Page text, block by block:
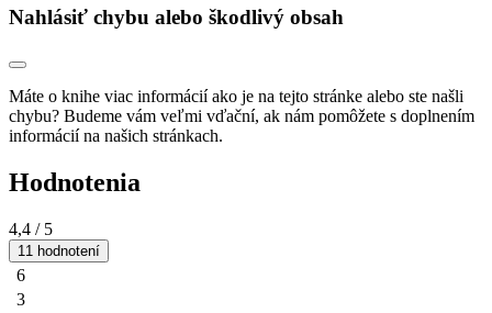
Nahlásiť chybu alebo škodlivý obsah
Máte o knihe viac informácií ako je na tejto stránke alebo ste našli
chybu? Budeme vám veľmi vďační, ak nám pomôžete s doplnením
informácií na našich stránkach.
Hodnotenia
4,4 / 5
11 hodnotení
6
3